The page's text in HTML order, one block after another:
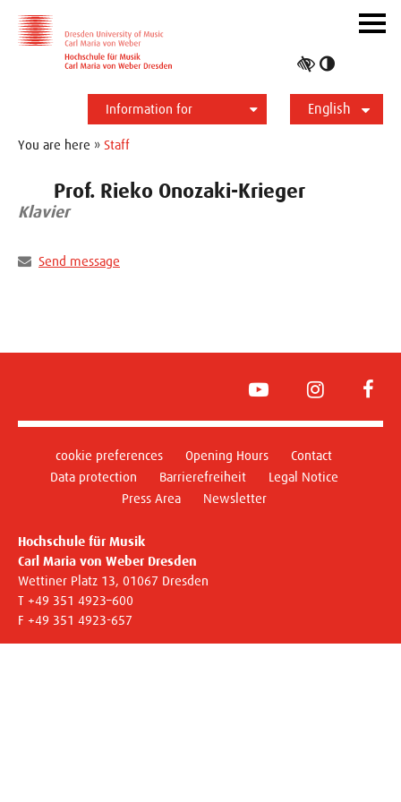
contrast
Information for
Students
Applicants
International
Press
Alumni
English
ein-/
You are here » Staff
Prof. Rieko Onozaki-Krieger
Klavier
Send message
YouTube Instagram
cookie preferences Opening Hours
Contact
Data protection
Barrierefreiheit
Legal Notice
Press Area
Newsletter
Hochschule für Musik
Carl Maria von Weber Dresden
Wettiner Platz 13, 01067 Dresden
T +49 351 4923–600
F +49 351 4923-657